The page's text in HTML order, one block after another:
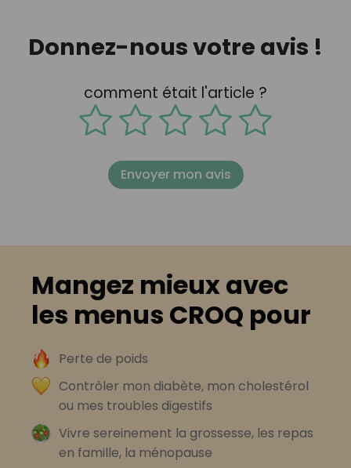
Donnez-nous votre avis !
comment était l'article ?
Envoyer mon avis
Mangez mieux avec
les menus CROQ pour
Perte de poids
Contrôler mon diabète, mon cholestérol
ou mes troubles digestifs
Vivre sereinement la grossesse, les repas
en famille, la ménopause